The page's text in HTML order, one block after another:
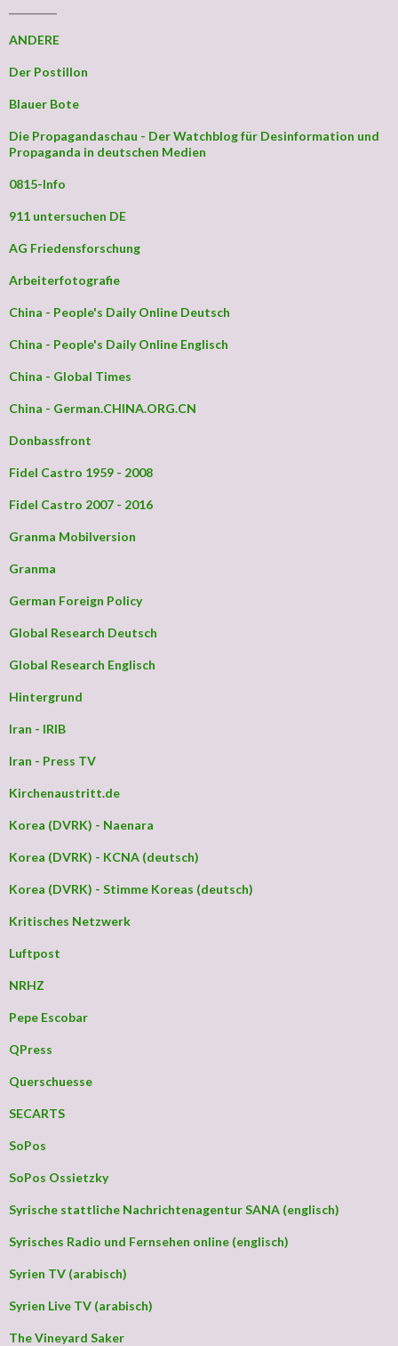
ANDERE
Der Postillon
Blauer Bote
Die Propagandaschau - Der Watchblog für Desinformation und
Propaganda in deutschen Medien
0815-Info
911 untersuchen DE
AG Friedensforschung
Arbeiterfotografie
China - People's Daily Online Deutsch
China - People's Daily Online Englisch
China - Global Times
China - German.CHINA.ORG.CN
Donbassfront
Fidel Castro 1959 - 2008
Fidel Castro 2007 - 2016
Granma Mobilversion
Granma
German Foreign Policy
Global Research Deutsch
Global Research Englisch
Hintergrund
Iran - IRIB
Iran - Press TV
Kirchenaustritt.de
Korea (DVRK) - Naenara
Korea (DVRK) - KCNA (deutsch)
Korea (DVRK) - Stimme Koreas (deutsch)
Kritisches Netzwerk
Luftpost
NRHZ
Pepe Escobar
QPress
Querschuesse
SECARTS
SoPos
SoPos Ossietzky
Syrische stattliche Nachrichtenagentur SANA (englisch)
Syrisches Radio und Fernsehen online (englisch)
Syrien TV (arabisch)
Syrien Live TV (arabisch)
The Vineyard Saker